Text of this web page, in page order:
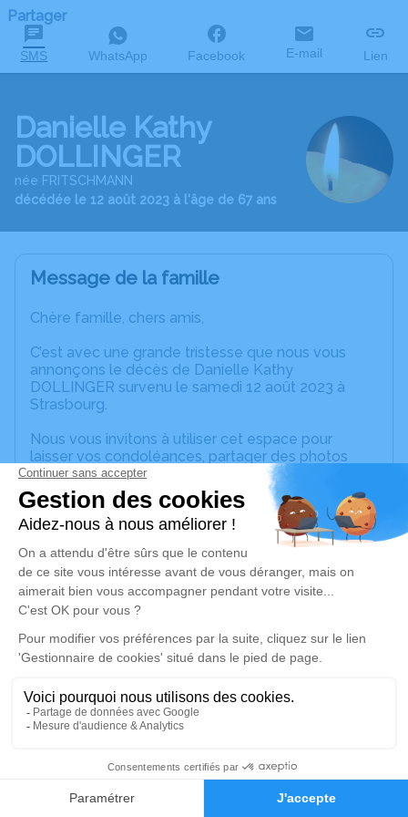
Faire-part Hommages
Partager
SMS WhatsApp Facebook E-mail Lien
Danielle Kathy
DOLLINGER
née FRITSCHMANN
décédée le 12 août 2023 à l'âge de 67 ans
Message de la famille
Chère famille, chers amis,
C’est avec une grande tristesse que nous vous
annonçons le décès de Danielle Kathy
DOLLINGER survenu le samedi 12 août 2023 à
Strasbourg.
Nous vous invitons à utiliser cet espace pour
laisser vos condoléances, partager des photos
souvenirs, une anecdote ou exprimer vos pensées
à travers des poèmes ou des textes. Cet endroit
est un lieu d'expression dédié à honorer la
mémoire de Danielle Kathy DOLLINGER.
Un service de plantation d’arbre hommage est
disponible ici.
jeudi 17 août 2023 à 14h30
Eglise Protestante de Breuschwickersheim
Je rends hommage